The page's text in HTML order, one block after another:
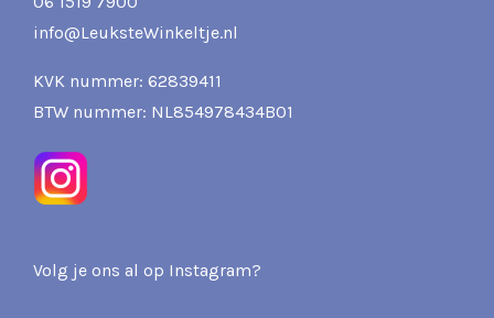
info@LeuksteWinkeltje.nl
KVK nummer: 62839411
BTW nummer: NL854978434B01
Volg je ons al op Instagram?